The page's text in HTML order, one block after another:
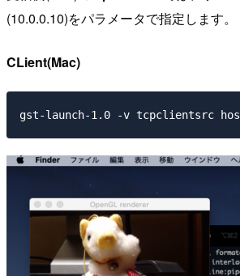
(10.0.0.10)をパラメータで指定します。
CLient(Mac)